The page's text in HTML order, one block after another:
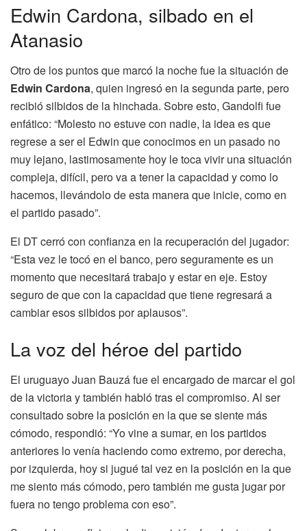
Edwin Cardona, silbado en el
Atanasio
Otro de los puntos que marcó la noche fue la situación de
Edwin Cardona, quien ingresó en la segunda parte, pero
recibió silbidos de la hinchada. Sobre esto, Gandolfi fue
enfático: “Molesto no estuve con nadie, la idea es que
regrese a ser el Edwin que conocimos en un pasado no
muy lejano, lastimosamente hoy le toca vivir una situación
compleja, difícil, pero va a tener la capacidad y como lo
hacemos, llevándolo de esta manera que inicie, como en
el partido pasado”.
El DT cerró con confianza en la recuperación del jugador:
“Esta vez le tocó en el banco, pero seguramente es un
momento que necesitará trabajo y estar en eje. Estoy
seguro de que con la capacidad que tiene regresará a
cambiar esos silbidos por aplausos”.
La voz del héroe del partido
El uruguayo Juan Bauzá fue el encargado de marcar el gol
de la victoria y también habló tras el compromiso. Al ser
consultado sobre la posición en la que se siente más
cómodo, respondió: “Yo vine a sumar, en los partidos
anteriores lo venía haciendo como extremo, por derecha,
por izquierda, hoy si jugué tal vez en la posición en la que
me siento más cómodo, pero también me gusta jugar por
fuera no tengo problema con eso”.